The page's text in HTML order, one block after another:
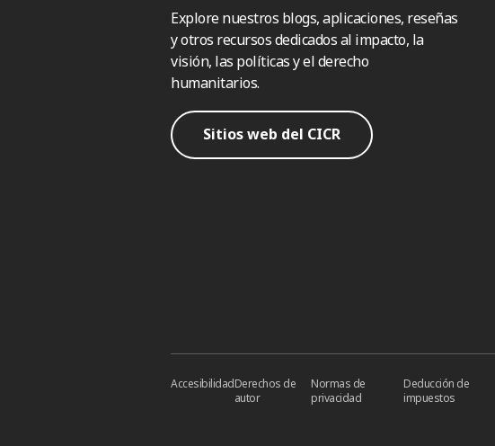
Explore nuestros blogs, aplicaciones, reseñas
y otros recursos dedicados al impacto, la
visión, las políticas y el derecho
humanitarios.
Sitios web del CICR
AccesibilidadDerechos de
autor
Normas de
privacidad
Deducción de
impuestos